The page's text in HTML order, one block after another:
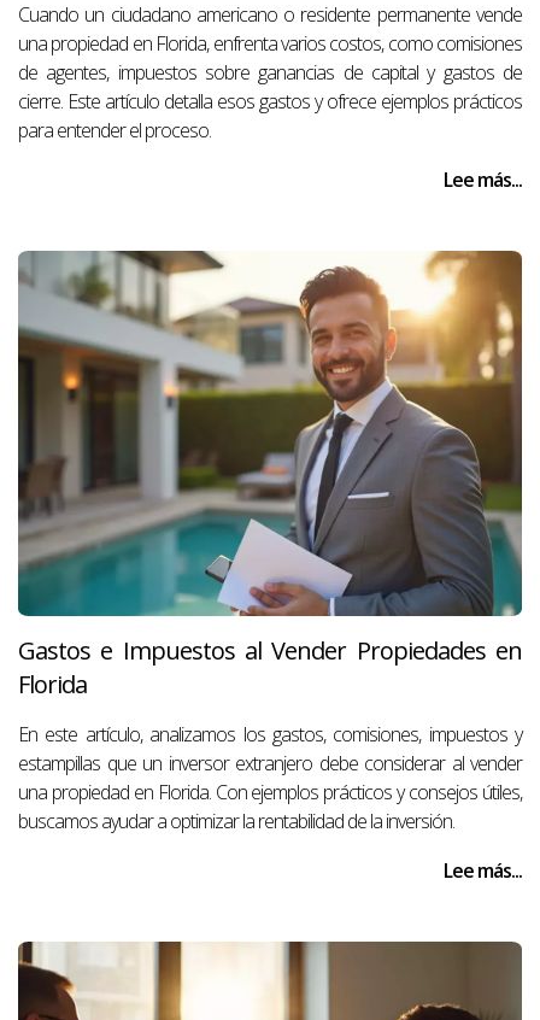
Cuando un ciudadano americano o residente permanente vende
una propiedad en Florida, enfrenta varios costos, como comisiones
de agentes, impuestos sobre ganancias de capital y gastos de
cierre. Este artículo detalla esos gastos y ofrece ejemplos prácticos
para entender el proceso.
Lee más...
Gastos e Impuestos al Vender Propiedades en
Florida
En este artículo, analizamos los gastos, comisiones, impuestos y
estampillas que un inversor extranjero debe considerar al vender
una propiedad en Florida. Con ejemplos prácticos y consejos útiles,
buscamos ayudar a optimizar la rentabilidad de la inversión.
Lee más...